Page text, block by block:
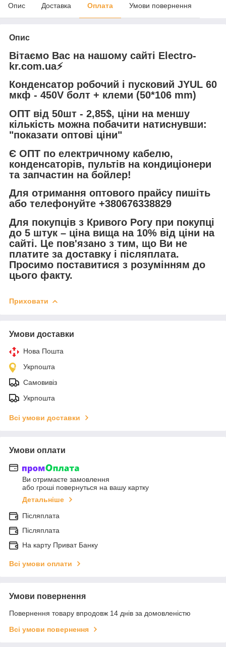
Опис Доставка Оплата Умови повернення
Опис
Вітаємо Вас на нашому сайті Electro-
kr.com.ua⚡️
Конденсатор робочий і пусковий JYUL 60
мкф - 450V болт + клеми (50*106 mm)
ОПТ від 50шт - 2,85$, ціни на меншу
кількість можна побачити натиснувши:
"показати оптові ціни"
Є ОПТ по електричному кабелю,
конденсаторів, пультів на кондиціонери
та запчастин на бойлер!
Для отримання оптового прайсу пишіть
або телефонуйте +380676338829
Для покупців з Кривого Рогу при покупці
до 5 штук – ціна вища на 10% від ціни на
сайті. Це пов'язано з тим, що Ви не
платите за доставку і післяплата.
Просимо поставитися з розумінням до
цього факту.
Приховати
Умови доставки
Нова Пошта
Укрпошта
Самовивіз
Укрпошта
Всі умови доставки
Умови оплати
Ви отримаєте замовлення
або гроші повернуться на вашу картку
Детальніше
Післяплата
Післяплата
На карту Приват Банку
Всі умови оплати
Умови повернення
Повернення товару впродовж 14 днів за домовленістю
Всі умови повернення